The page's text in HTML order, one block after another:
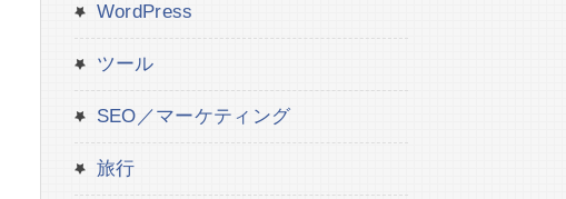
WordPress
ツール
SEO／マーケティング
旅行